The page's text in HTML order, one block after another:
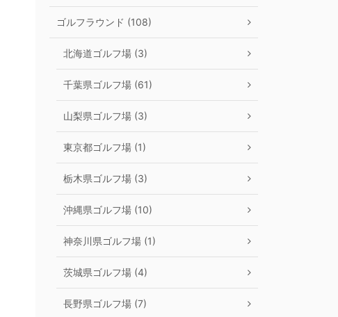
ゴルフラウンド (108)
北海道ゴルフ場 (3)
千葉県ゴルフ場 (61)
山梨県ゴルフ場 (3)
東京都ゴルフ場 (1)
栃木県ゴルフ場 (3)
沖縄県ゴルフ場 (10)
神奈川県ゴルフ場 (1)
茨城県ゴルフ場 (4)
長野県ゴルフ場 (7)